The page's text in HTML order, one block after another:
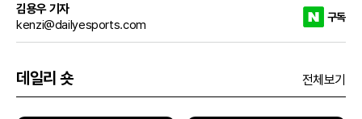
김용우 기자
kenzi@dailyesports.com
구독
데일리 숏 전체보기